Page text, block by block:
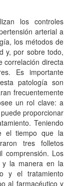
los controles
arterial a
los métodos de
y, por sobre todo,
correlación directa
Es importante
patología son
frecuentemente
un rol clave: a
proporcionar
Teniendo
el tiempo que la
tres folletos
comprensión. Los
y la manera en la
y el tratamiento
al farmacéutico y